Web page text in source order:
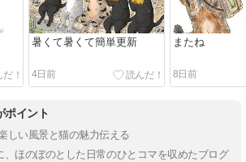
暑くて暑くて簡単更新
4日前
またね
8日前
ポイント
しい風景と猫の魅力伝える
、ほのぼのとした日常のひとコマを収めたブログ